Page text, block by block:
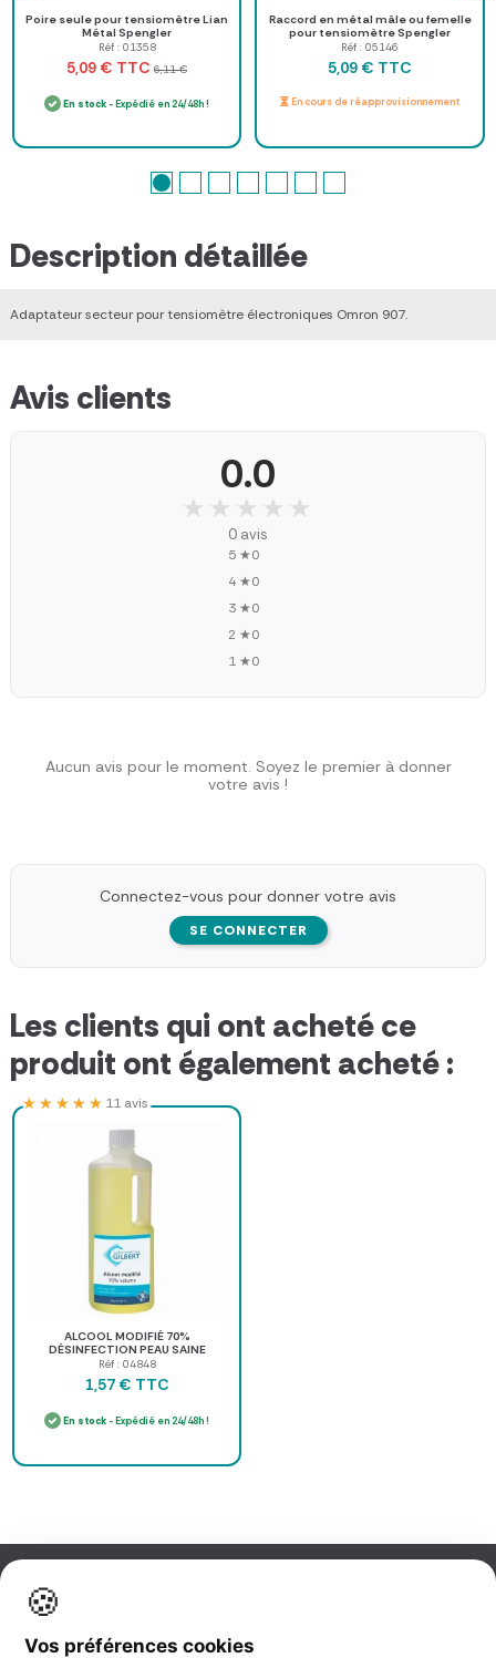
Poire seule pour tensiomètre Lian
Métal Spengler
Réf : 01358
5,09 € TTC 6,11 €
En stock - Expédié en 24/48h !
Raccord en métal mâle ou femelle
pour tensiomètre Spengler
Réf : 05146
5,09 € TTC
En cours de réapprovisionnement
Description détaillée
Adaptateur secteur pour tensiomètre électroniques Omron 907.
Avis clients
0.0
★★★★★
★★★★★
0 avis
5 ★0
4 ★0
3 ★0
2 ★0
1 ★0
Aucun avis pour le moment. Soyez le premier à donner
votre avis !
Connectez-vous pour donner votre avis
SE CONNECTER
Les clients qui ont acheté ce
produit ont également acheté :
ALCOOL MODIFIÉ 70%
DÉSINFECTION PEAU SAINE
LABORATOIRES GILBERT - flacon de
1 l
Réf : 04848
★★★★★
★★★★★ 11 avis
1,57 € TTC
En stock - Expédié en 24/48h !
Information
🍪
Vos préférences cookies